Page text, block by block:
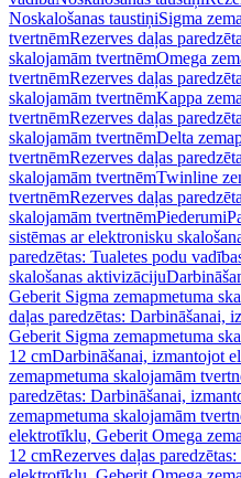
Noskalošanas taustiņiSigma
tvertnēmRezerves daļas
skalojamām tvertnēmOmega
tvertnēmRezerves daļas
skalojamām tvertnēmKappa
tvertnēmRezerves daļas
skalojamām tvertnēmDelta
tvertnēmRezerves daļas
skalojamām tvertnēmTwinline
tvertnēmRezerves daļas
skalojamām tvertnēmPiederumi
sistēmas ar elektronisku
paredzētas: Tualetes podu
skalošanas aktivizāciju
Geberit Sigma zemapmetuma
daļas paredzētas: Darbināšanai,
Geberit Sigma zemapmetuma
12 cmDarbināšanai, izmantojot
zemapmetuma skalojamām
paredzētas: Darbināšanai,
zemapmetuma skalojamām
elektrotīklu, Geberit Omega
12 cmRezerves daļas